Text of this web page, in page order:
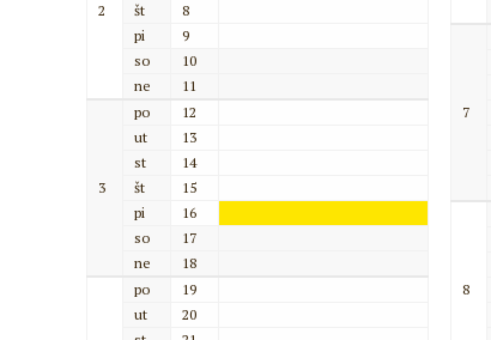
2
št
8
pi
9
so
10
ne
11
3
po
12
ut
13
st
14
št
15
pi
16
so
17
ne
18
po
19
ut
20
7
8